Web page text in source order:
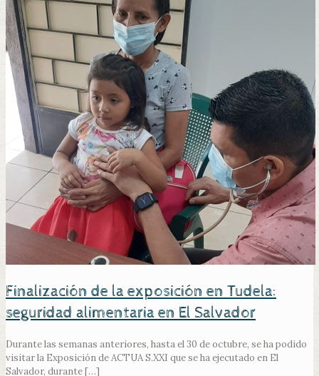
Finalización de la exposición en Tudela:
seguridad alimentaria en El Salvador
Durante las semanas anteriores, hasta el 30 de octubre, se ha podido
visitar la Exposición de ACTUA S.XXI que se ha ejecutado en El
Salvador, durante[…]